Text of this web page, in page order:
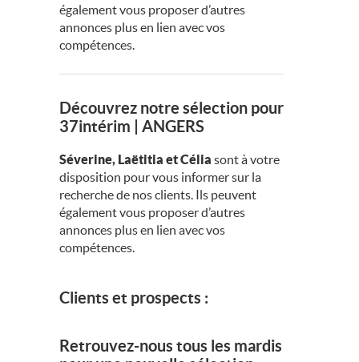
également vous proposer d’autres
annonces plus en lien avec vos
compétences.
Découvrez notre sélection pour
37intérim | ANGERS
Séverine, Laëtitia et Célia sont à votre
disposition pour vous informer sur la
recherche de nos clients. Ils peuvent
également vous proposer d’autres
annonces plus en lien avec vos
compétences.
Clients et prospects :
Retrouvez-nous tous les mardis